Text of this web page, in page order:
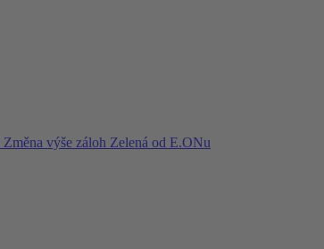
Změna výše záloh Zelená od E.ONu